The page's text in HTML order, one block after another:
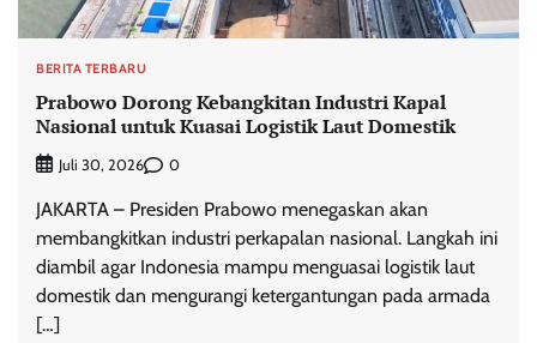
BERITA TERBARU
Prabowo Dorong Kebangkitan Industri Kapal
Nasional untuk Kuasai Logistik Laut Domestik
Juli 30, 2026 0
JAKARTA – Presiden Prabowo menegaskan akan
membangkitkan industri perkapalan nasional. Langkah ini
diambil agar Indonesia mampu menguasai logistik laut
domestik dan mengurangi ketergantungan pada armada
[…]